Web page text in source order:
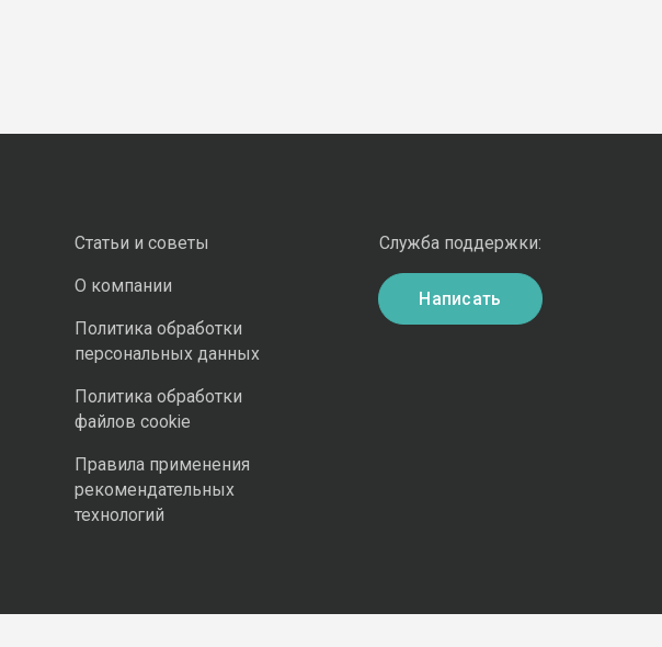
Статьи и советы
О компании
Политика обработки
персональных данных
Политика обработки
файлов cookie
Правила применения
рекомендательных
технологий
Служба поддержки:
Написать